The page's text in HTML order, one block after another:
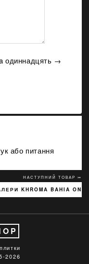
одиннадцять →
або питання
НАСТУПНИЙ ТОВАР ↣
KHROMA BAHIA
2026